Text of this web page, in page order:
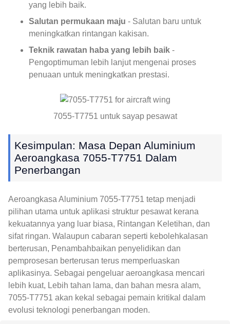
yang lebih baik.
Salutan permukaan maju - Salutan baru untuk
meningkatkan rintangan kakisan.
Teknik rawatan haba yang lebih baik -
Pengoptimuman lebih lanjut mengenai proses
penuaan untuk meningkatkan prestasi.
7055-T7751 untuk sayap pesawat
Kesimpulan: Masa Depan Aluminium
Aeroangkasa 7055-T7751 Dalam
Penerbangan
Aeroangkasa Aluminium 7055-T7751 tetap menjadi
pilihan utama untuk aplikasi struktur pesawat kerana
kekuatannya yang luar biasa, Rintangan Keletihan, dan
sifat ringan. Walaupun cabaran seperti kebolehkalasan
berterusan, Penambahbaikan penyelidikan dan
pemprosesan berterusan terus memperluaskan
aplikasinya. Sebagai pengeluar aeroangkasa mencari
lebih kuat, Lebih tahan lama, dan bahan mesra alam,
7055-T7751 akan kekal sebagai pemain kritikal dalam
evolusi teknologi penerbangan moden.